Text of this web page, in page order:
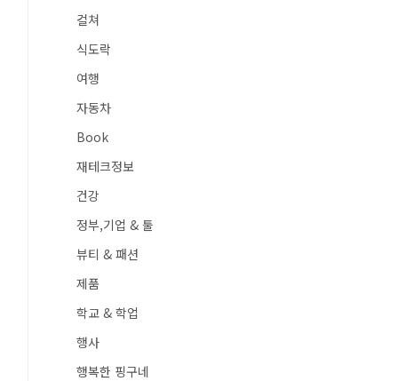
컬쳐
식도락
여행
자동차
Book
재테크정보
건강
정부,기업 & 툴
뷰티 & 패션
제품
학교 & 학업
행사
행복한 핑구네